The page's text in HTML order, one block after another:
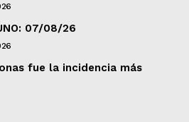
07/08/26
fue la incidencia más